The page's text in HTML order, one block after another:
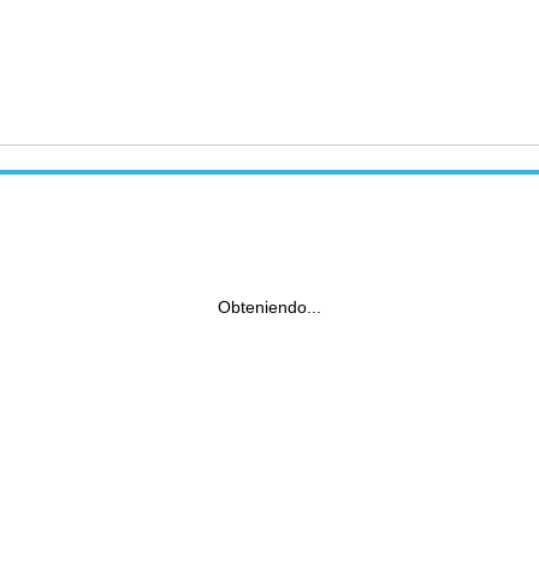
Obteniendo...